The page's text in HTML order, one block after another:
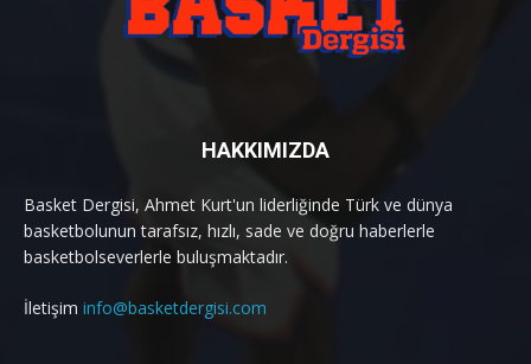
HAKKIMIZDA
Basket Dergisi, Ahmet Kurt'un liderliğinde Türk ve dünya
basketbolunun tarafsız, hızlı, sade ve doğru haberlerle
basketbolseverlerle buluşmaktadır.
İletişim info@basketdergisi.com